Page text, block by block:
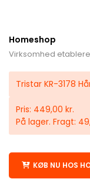
Homeshop
Virksomhed
Tristar KR-3178
Pris: 449,00 kr.
På lager. Fragt:
KØB NU HOS